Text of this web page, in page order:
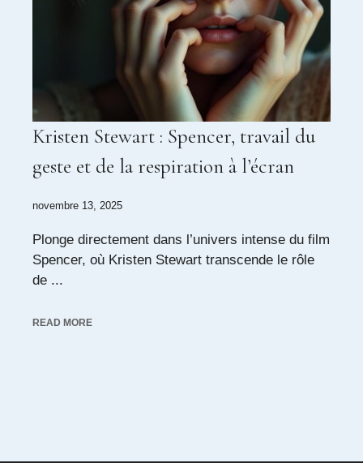
Kristen Stewart : Spencer, travail du
geste et de la respiration à l’écran
novembre 13, 2025
Plonge directement dans l’univers intense du film
Spencer, où Kristen Stewart transcende le rôle
de ...
READ MORE